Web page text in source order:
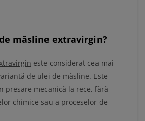
măsline extravirgin?
este considerat cea mai
de ulei de măsline. Este
presare mecanică la rece, fără
chimice sau a proceselor de